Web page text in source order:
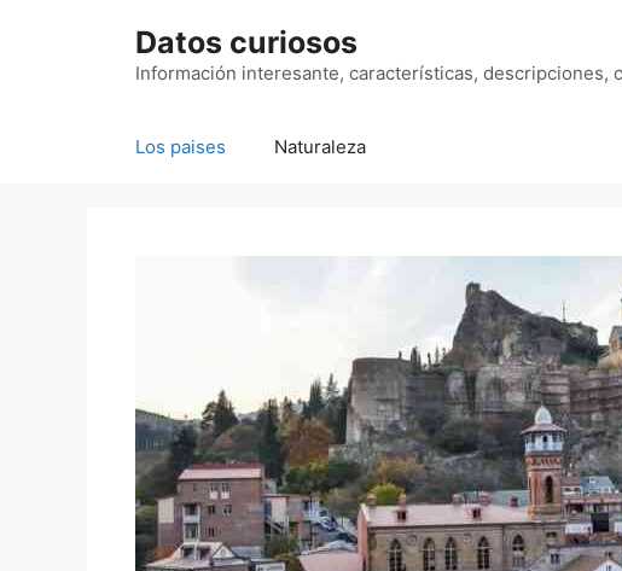
Datos curiosos
Información interesante, características, descripciones,
Los paises Naturaleza